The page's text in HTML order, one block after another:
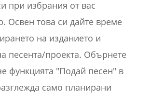
при избрания от вас
Освен това си дайте време
на изданието и
песента/проекта. Обърнете
функцията "Подай песен" в
само планирани